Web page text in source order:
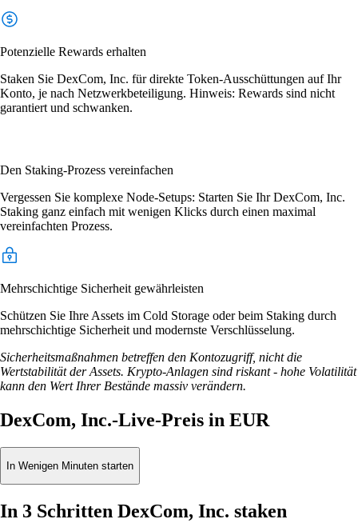
Potenzielle Rewards erhalten
Staken Sie DexCom, Inc. für direkte Token-Ausschüttungen auf Ihr
Konto, je nach Netzwerkbeteiligung. Hinweis: Rewards sind nicht
garantiert und schwanken.
Den Staking-Prozess vereinfachen
Vergessen Sie komplexe Node-Setups: Starten Sie Ihr DexCom, Inc.
Staking ganz einfach mit wenigen Klicks durch einen maximal
vereinfachten Prozess.
Mehrschichtige Sicherheit gewährleisten
Schützen Sie Ihre Assets im Cold Storage oder beim Staking durch
mehrschichtige Sicherheit und modernste Verschlüsselung.
Sicherheitsmaßnahmen betreffen den Kontozugriff, nicht die
Wertstabilität der Assets. Krypto-Anlagen sind riskant - hohe Volatilität
kann den Wert Ihrer Bestände massiv verändern.
DexCom, Inc.-Live-Preis in EUR
In Wenigen Minuten starten
In 3 Schritten DexCom, Inc. staken